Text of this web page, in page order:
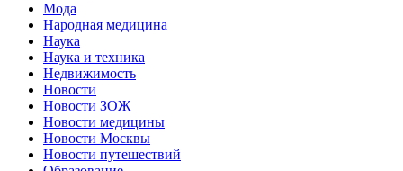
Мода
Народная медицина
Наука
Наука и техника
Недвижимость
Новости
Новости ЗОЖ
Новости медицины
Новости Москвы
Новости путешествий